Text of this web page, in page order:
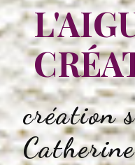
création
Catherine